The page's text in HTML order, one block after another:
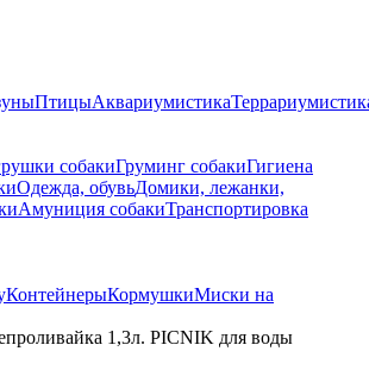
ПтицыАквариумистика
собакиГруминг собакиГигиена
Одежда, обувьДомики, лежанки,
Амуниция собакиТранспортировка
КонтейнерыКормушкиМиски на
1,3л. PICNIK для воды